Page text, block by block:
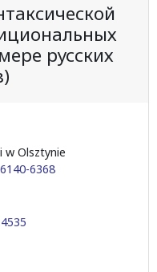
русских
w Olsztynie
6368